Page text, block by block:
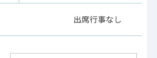
出席行事なし